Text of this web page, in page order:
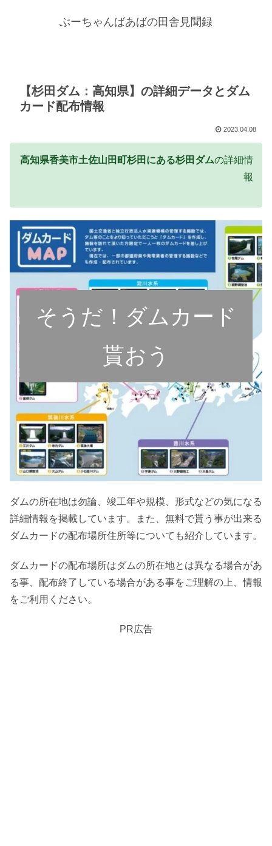
ぶーちゃんばあばの田舎見聞録
【杉田ダム：高知県】の詳細データとダム
カード配布情報
2023.04.08
高知県香美市土佐山田町杉田にある杉田ダムの詳細情
報
そうだ！ダムカード
貰おう
ダムの所在地は勿論、竣工年や規模、形式などの気になる
詳細情報を掲載しています。また、無料で貰う事が出来る
ダムカードの配布場所住所等についても紹介しています。
ダムカードの配布場所はダムの所在地とは異なる場合があ
る事、配布終了している場合がある事をご理解の上、情報
をご利用ください。
PR広告